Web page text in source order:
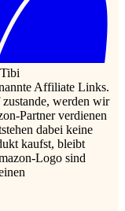
Affiliate Links.
werden wir
Partner verdienen
dabei keine
kaufst, bleibt
Logo sind